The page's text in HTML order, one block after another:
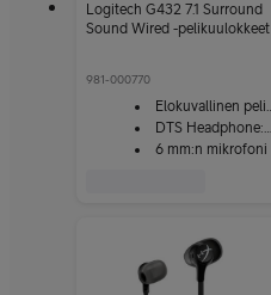
Logitech G432 7.1 Surround
Sound Wired -pelikuulokkeet
981-000770
Elokuvallinen pelikokemus
DTS Headphone:X 2.0 -tilaääni
6 mm:n mikrofoni